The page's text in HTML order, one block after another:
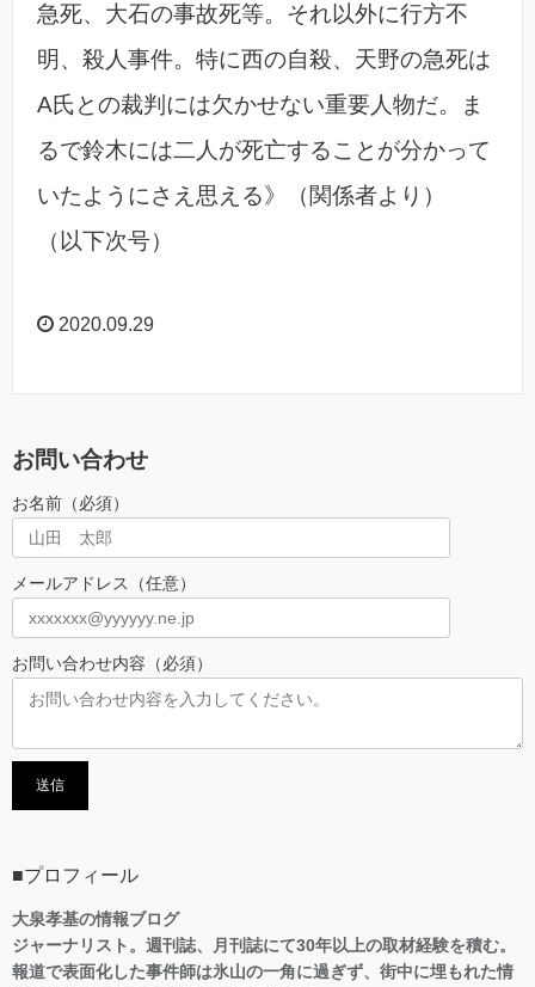
急死、大石の事故死等。それ以外に行方不
明、殺人事件。特に西の自殺、天野の急死は
A氏との裁判には欠かせない重要人物だ。ま
るで鈴木には二人が死亡することが分かって
いたようにさえ思える》（関係者より）
（以下次号）
2020.09.29
お問い合わせ
お名前（必須）
メールアドレス（任意）
お問い合わせ内容（必須）
■プロフィール
大泉孝基の情報ブログ
ジャーナリスト。週刊誌、月刊誌にて30年以上の取材経験を積む。
報道で表面化した事件師は氷山の一角に過ぎず、街中に埋もれた情